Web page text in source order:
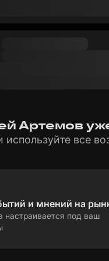
Артемов
используйте все
и мнений на
настраивается под ваш